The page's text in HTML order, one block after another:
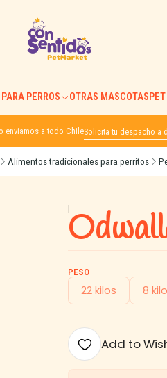
PERROS OTRAS MASCOTAS
enviamos a todo ChileSolicita tu despacho a
Alimentos tradicionales para perritos
|
PESO
22 kilos 8
Add to